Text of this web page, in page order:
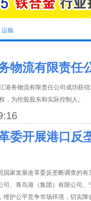
运输
物流有限责任
港务物流有限责任公司成功获
，为控股股东和实际控制人。
委开展港口反
国家发展改革委反垄断调查的
司、青岛港（集团）有限公司
维护公平竞争市场环境，切实